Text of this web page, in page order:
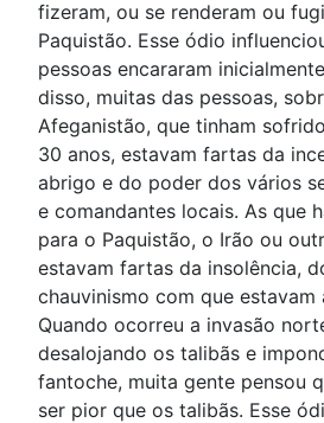
fizeram, ou se renderam ou
Paquistão. Esse ódio
pessoas encararam
disso, muitas das pessoas,
Afeganistão, que tinham
30 anos, estavam fartas da
abrigo e do poder dos vários
e comandantes locais. As que
para o Paquistão, o Irão ou
estavam fartas da insolência,
chauvinismo com que estavam
Quando ocorreu a invasão
desalojando os talibãs e
fantoche, muita gente pensou
ser pior que os talibãs. Esse